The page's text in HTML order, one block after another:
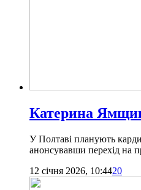
Катерина
У Полтаві планують
анонсувавши перехід на
12 січня 2026, 10:4420